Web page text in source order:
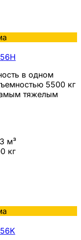
в одном
5500 кг
тяжелым
м³
кг